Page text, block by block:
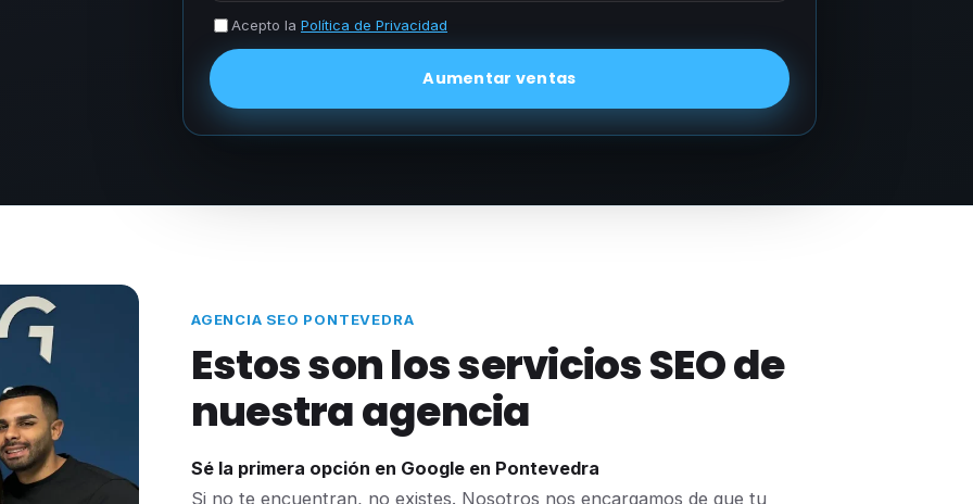
Acepto la Política de Privacidad
Aumentar ventas
AGENCIA SEO PONTEVEDRA
Estos son los servicios SEO de
nuestra agencia
Sé la primera opción en Google en Pontevedra
Si no te encuentran, no existes. Nosotros nos encargamos de que tu